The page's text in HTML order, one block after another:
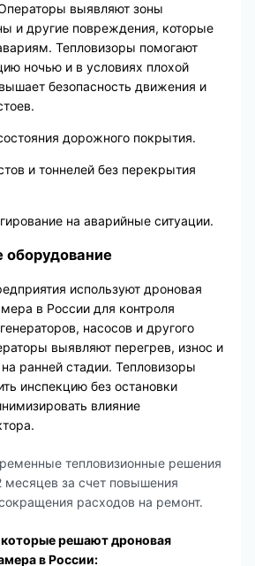
выявляют зоны
и другие повреждения, которые
Тепловизоры помогают
ночью и в условиях плохой
безопасность движения и
дорожного покрытия.
и тоннелей без перекрытия
на аварийные ситуации.
используют дроновая
в России для контроля
насосов и другого
выявляют перегрев, износ и
ранней стадии. Тепловизоры
инспекцию без остановки
влияние
тепловизионные решения
месяцев за счет повышения
расходов на ремонт.
решают дроновая
в России: